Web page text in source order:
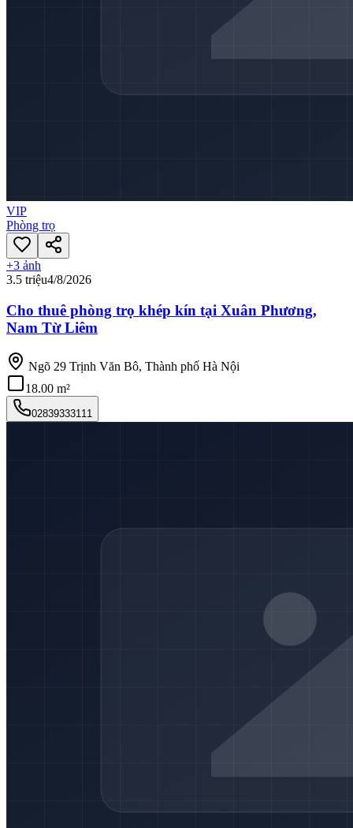
VIP
Phòng trọ
+3 ảnh
3.5 triệu4/8/2026
Cho thuê phòng trọ khép kín tại Xuân Phương,
Nam Từ Liêm
Ngõ 29 Trịnh Văn Bô, Thành phố Hà Nội
18.00 m²
02839333111